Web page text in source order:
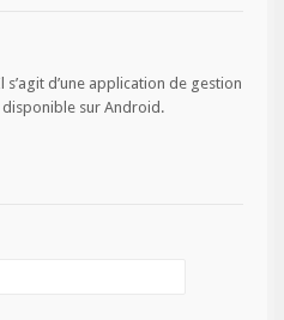
s’agit d’une application de gestion
sur Android.